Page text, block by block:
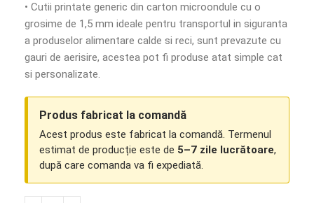
• Cutii printate generic din carton microondule cu o
grosime de 1,5 mm ideale pentru transportul in siguranta
a produselor alimentare calde si reci, sunt prevazute cu
gauri de aerisire, acestea pot fi produse atat simple cat
si personalizate.
Produs fabricat la comandă
Acest produs este fabricat la comandă. Termenul
estimat de producție este de 5–7 zile lucrătoare,
după care comanda va fi expediată.